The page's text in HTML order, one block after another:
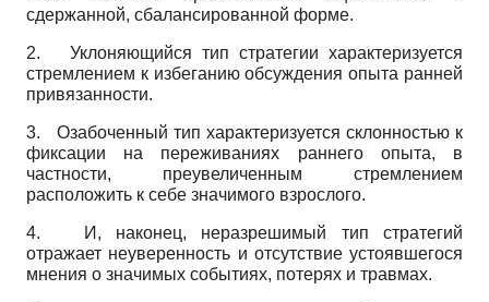
сдержанной, сбалансированной форме.
2. Уклоняющийся тип стратегии характеризуется
стремлением к избеганию обсуждения опыта ранней
привязанности.
3. Озабоченный тип характеризуется склонностью к
фиксации на переживаниях раннего опыта, в
частности, преувеличенным стремлением
расположить к себе значимого взрослого.
4.
И, наконец, неразрешимый тип стратегий
отражает неуверенность и отсутствие устоявшегося
мнения о значимых событиях, потерях и травмах.